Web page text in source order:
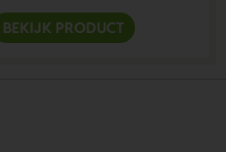
BEKIJK PRODUCT